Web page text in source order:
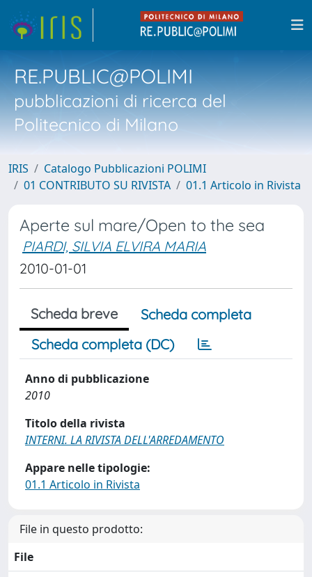
RE.PUBLIC@POLIMI
pubblicazioni di ricerca del
Politecnico di Milano
IRIS
Catalogo Pubblicazioni POLIMI
01 CONTRIBUTO SU RIVISTA
01.1 Articolo in Rivista
Aperte sul mare/Open to the sea
PIARDI, SILVIA ELVIRA MARIA
2010-01-01
Scheda breve
Scheda completa
Scheda completa (DC)
Anno di pubblicazione
2010
Titolo della rivista
INTERNI. LA RIVISTA DELL'ARREDAMENTO
Appare nelle tipologie:
01.1 Articolo in Rivista
File in questo prodotto:
File